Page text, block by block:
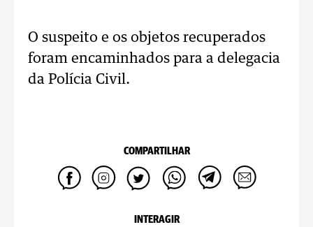
O suspeito e os objetos recuperados
foram encaminhados para a delegacia
da Polícia Civil.
COMPARTILHAR
INTERAGIR